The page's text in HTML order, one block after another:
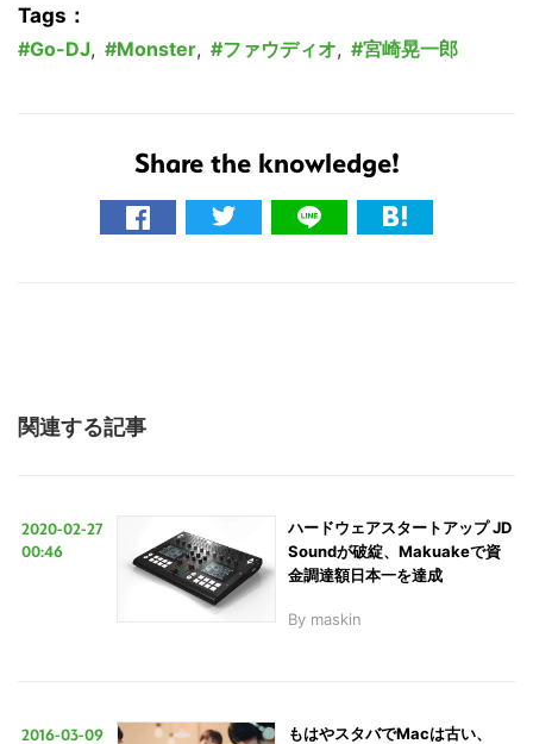
Tags：
Go-DJ, Monster, ファウディオ, 宮崎晃一郎
Share the knowledge!
関連する記事
2020-02-27
00:46
ハードウェアスタートアップ JD
Soundが破綻、Makuakeで資
金調達額日本一を達成
By maskin
2016-03-09
もはやスタバでMacは古い、